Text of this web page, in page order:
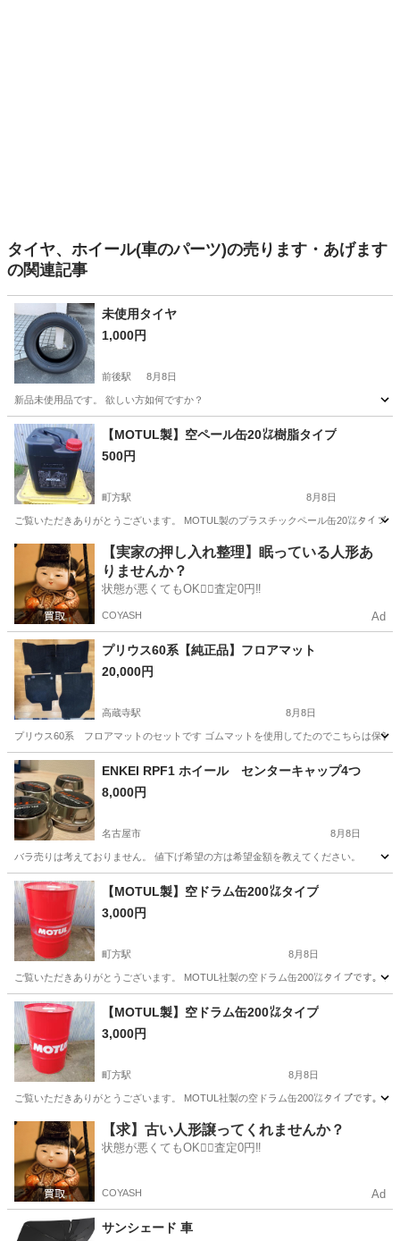
タイヤ、ホイール(車のパーツ)の売ります・あげます
の関連記事
未使用タイヤ
1,000円
前後駅 8月8日
新品未使用品です。 欲しい方如何ですか？
愛知 豊明市 タイヤ、ホイール タイヤ
【MOTUL製】空ペール缶20㍑樹脂タイプ
500円
町方駅 8月8日
ご覧いただきありがとうございます。 MOTUL製のプラスチックペール缶20㍑タイプ
愛知 津島市 町方駅 その他 MOTUL
【実家の押し入れ整理】眠っている人形あ
りませんか？
状態が悪くてもOK🙆‍♀️査定0円‼️
COYASH Ad
プリウス60系【純正品】フロアマット
20,000円
高蔵寺駅 8月8日
プリウス60系 フロアマットのセットです ゴムマットを使用してたのでこちらは保管
愛知 春日井市 内装、インテリア フロアマット
ENKEI RPF1 ホイール センターキャップ4つ
8,000円
名古屋市 8月8日
バラ売りは考えておりません。 値下げ希望の方は希望金額を教えてください。
愛知 名古屋市 タイヤ、ホイール
【MOTUL製】空ドラム缶200㍑タイプ
3,000円
町方駅 8月8日
ご覧いただきありがとうございます。 MOTUL社製の空ドラム缶200㍑タイプです。
愛知 津島市 その他 MOTUL
【MOTUL製】空ドラム缶200㍑タイプ
3,000円
町方駅 8月8日
ご覧いただきありがとうございます。 MOTUL社製の空ドラム缶200㍑タイプです。
愛知 津島市 町方駅 その他
【求】古い人形譲ってくれませんか？
状態が悪くてもOK🙆‍♀️査定0円‼️
COYASH Ad
サンシェード 車